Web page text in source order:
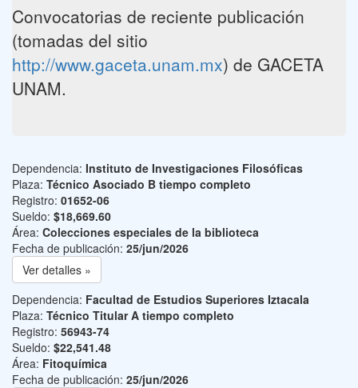
Convocatorias de reciente publicación
(tomadas del sitio
http://www.gaceta.unam.mx) de GACETA
UNAM.
Dependencia: Instituto de Investigaciones Filosóficas
Plaza: Técnico Asociado B tiempo completo
Registro: 01652-06
Sueldo: $18,669.60
Área: Colecciones especiales de la biblioteca
Fecha de publicación: 25/jun/2026
Ver detalles »
Dependencia: Facultad de Estudios Superiores Iztacala
Plaza: Técnico Titular A tiempo completo
Registro: 56943-74
Sueldo: $22,541.48
Área: Fitoquímica
Fecha de publicación: 25/jun/2026